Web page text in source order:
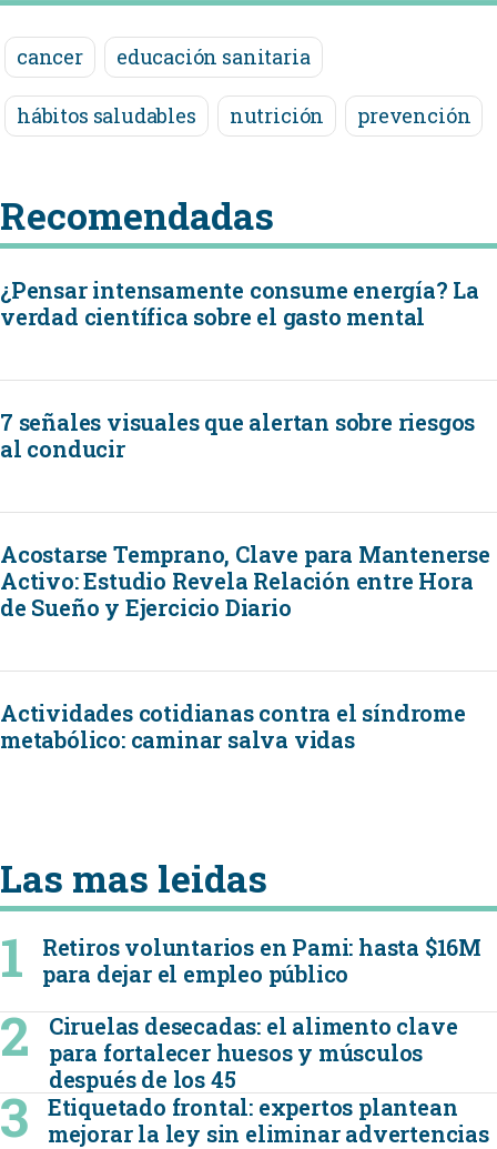
cancer educación sanitaria
hábitos saludables nutrición prevención
Recomendadas
¿Pensar intensamente consume energía? La
verdad científica sobre el gasto mental
7 señales visuales que alertan sobre riesgos
al conducir
Acostarse Temprano, Clave para Mantenerse
Activo: Estudio Revela Relación entre Hora
de Sueño y Ejercicio Diario
Actividades cotidianas contra el síndrome
metabólico: caminar salva vidas
Las mas leidas
Retiros voluntarios en Pami: hasta $16M
para dejar el empleo público
Ciruelas desecadas: el alimento clave
para fortalecer huesos y músculos
después de los 45
Etiquetado frontal: expertos plantean
mejorar la ley sin eliminar advertencias